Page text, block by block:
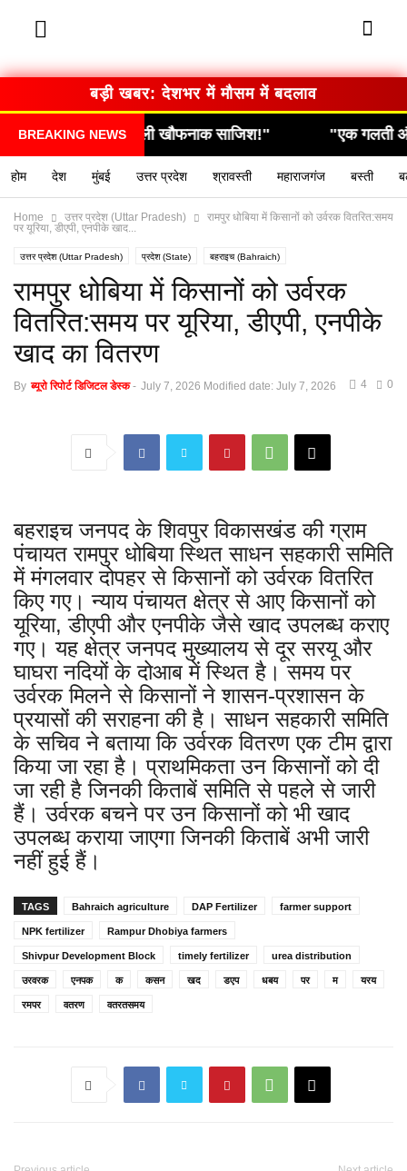
बड़ी खबर: देशभर में मौसम में बदलाव
BREAKING NEWS
निकली खौफनाक साजिश!" "एक गलती और सब कुछ
होम देश मुंबई उत्तर प्रदेश श्रावस्ती महाराजगंज बस्ती
Home उत्तर प्रदेश (Uttar Pradesh)
रामपुर धोबिया में किसानों को उर्वरक वितरित:समय
पर यूरिया, डीएपी, एनपीके खाद...
उत्तर प्रदेश (Uttar Pradesh) प्रदेश (State) बहराइच (Bahraich)
यूपी लेटेस्ट न्यूज हिन्दी (UP latest news hindi) लाइव अपडेट
रामपुर धोबिया में किसानों को उर्वरक
वितरित:समय पर यूरिया, डीएपी, एनपीके
खाद का वितरण
By ब्यूरो रिपोर्ट डिजिटल डेस्क - July 7, 2026 Modified date: July 7, 2026 0
4
बहराइच जनपद के शिवपुर विकासखंड की ग्राम
पंचायत रामपुर धोबिया स्थित साधन सहकारी समिति
में मंगलवार दोपहर से किसानों को उर्वरक वितरित
किए गए। न्याय पंचायत क्षेत्र से आए किसानों को
यूरिया, डीएपी और एनपीके जैसे खाद उपलब्ध कराए
गए। यह क्षेत्र जनपद मुख्यालय से दूर सरयू और
घाघरा नदियों के दोआब में स्थित है। समय पर
उर्वरक मिलने से किसानों ने शासन-प्रशासन के
प्रयासों की सराहना की है। साधन सहकारी समिति
के सचिव ने बताया कि उर्वरक वितरण एक टीम द्वारा
किया जा रहा है। प्राथमिकता उन किसानों को दी
जा रही है जिनकी किताबें समिति से पहले से जारी
हैं। उर्वरक बचने पर उन किसानों को भी खाद
उपलब्ध कराया जाएगा जिनकी किताबें अभी जारी
नहीं हुई हैं।
TAGS Bahraich agriculture DAP Fertilizer farmer support
NPK fertilizer Rampur Dhobiya farmers
Shivpur Development Block timely fertilizer urea distribution
उरवरक एनपक क कसन खद डएप धबय पर म यरय
रमपर वतरण वतरतसमय